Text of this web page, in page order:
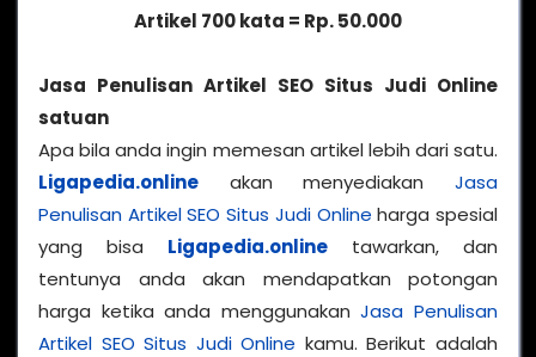
Artikel 700 kata = Rp. 50.000
Jasa Penulisan Artikel SEO Situs Judi Online
satuan
Apa bila anda ingin memesan artikel lebih dari satu.
Ligapedia.online akan menyediakan Jasa
Penulisan Artikel SEO Situs Judi Online harga spesial
yang bisa Ligapedia.online tawarkan, dan
tentunya anda akan mendapatkan potongan
harga ketika anda menggunakanJasa Penulisan
Artikel SEO Situs Judi Online kamu. Berikut adalah